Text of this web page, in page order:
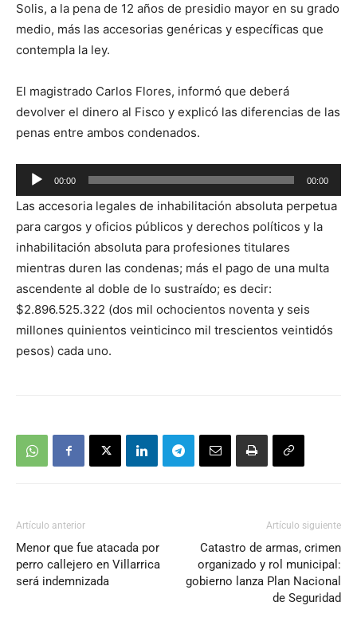
Solis, a la pena de 12 años de presidio mayor en su grado
medio, más las accesorias genéricas y específicas que
contempla la ley.
El magistrado Carlos Flores, informó que deberá
devolver el dinero al Fisco y explicó las diferencias de las
penas entre ambos condenados.
Reproductor
de
audio
00:00 00:00
Las accesoria legales de inhabilitación absoluta perpetua
para cargos y oficios públicos y derechos políticos y la
inhabilitación absoluta para profesiones titulares
mientras duren las condenas; más el pago de una multa
ascendente al doble de lo sustraído; es decir:
$2.896.525.322 (dos mil ochocientos noventa y seis
millones quinientos veinticinco mil trescientos veintidós
pesos) cada uno.
Artículo anterior
Menor que fue atacada por
perro callejero en Villarrica
será indemnizada
Artículo siguiente
Catastro de armas, crimen
organizado y rol municipal:
gobierno lanza Plan Nacional
de Seguridad